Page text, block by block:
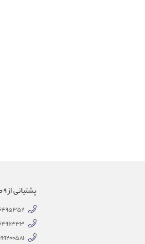
پشتیانی از 9 صبح الی 18 عصر